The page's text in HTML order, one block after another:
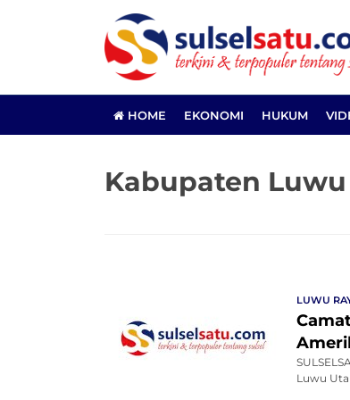
HOME EKONOMI HUKUM
Kabupaten
LUWU
Luwu